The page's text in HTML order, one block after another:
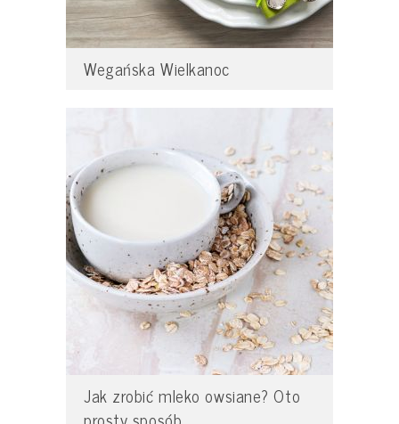
Wegańska Wielkanoc
Jak zrobić mleko owsiane? Oto